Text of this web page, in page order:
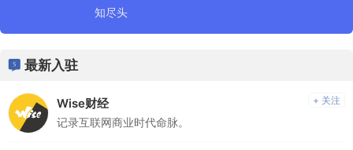
知尽头
最新入驻
Wise财经 + 关注
记录互联网商业时代命脉。